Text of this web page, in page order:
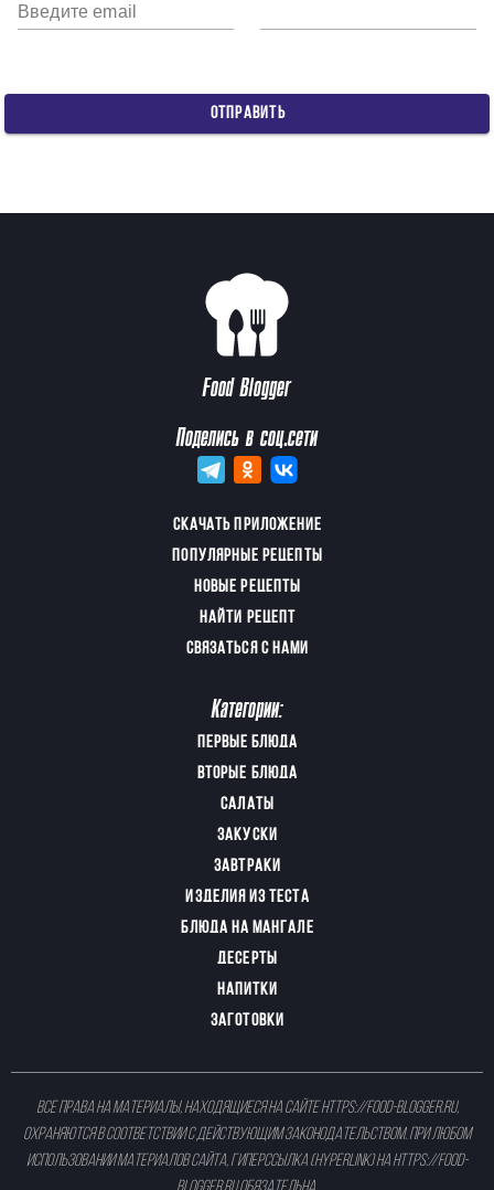
Введите email
ОТПРАВИТЬ
Food Blogger
Поделись в соц.сети
СКАЧАТЬ ПРИЛОЖЕНИЕ
ПОПУЛЯРНЫЕ РЕЦЕПТЫ
НОВЫЕ РЕЦЕПТЫ
НАЙТИ РЕЦЕПТ
СВЯЗАТЬСЯ С НАМИ
Категории:
ПЕРВЫЕ БЛЮДА
ВТОРЫЕ БЛЮДА
САЛАТЫ
ЗАКУСКИ
ЗАВТРАКИ
ИЗДЕЛИЯ ИЗ ТЕСТА
БЛЮДА НА МАНГАЛЕ
ДЕСЕРТЫ
НАПИТКИ
ЗАГОТОВКИ
Все права на материалы, находящиеся на сайтеhttps://food-blogger.ru,
охраняются в соответствии с действующим законодательством. При любом
использовании материалов сайта, гиперссылка (hyperlink) наhttps://food-